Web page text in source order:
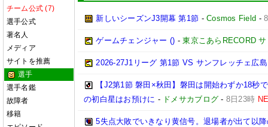
チーム公式 (7)
選手公式
著名人
メディア
サイトを推薦
選手
選手名鑑
故障者
移籍
新しいシーズンJ3開幕 第1節 -Cosmos Field -
ゲームチェンジャー () -東京こあらRECORD
2026‐27J1リーグ 第1節 VS サンフレッチェ広島
【J2第1節 磐田×秋田】磐田は開始わずか18秒
の初白星はお預けに - ドメサカブログ - 8日23時
5失点大敗でいきなり黄信号。退場者が出て以